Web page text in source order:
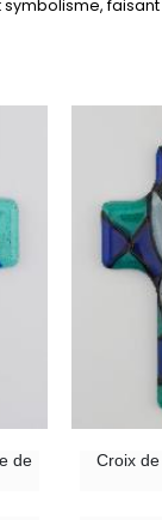
de
Croix